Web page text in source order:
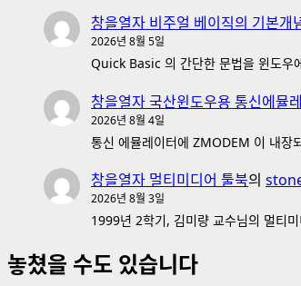
창을열자 비주얼 베이직의 기본개
2026년 8월 5일
Quick Basic 의 간단한 문법을 윈도우
창을열자 국산윈도우용 통신에뮬
2026년 8월 4일
통신 에뮬레이터에 ZMODEM 이 내장
창을열자 멀티미디어 툴북의
2026년 8월 3일
1999년 2학기, 김미량 교수님의 멀티
놓쳤을 수도 있습니다